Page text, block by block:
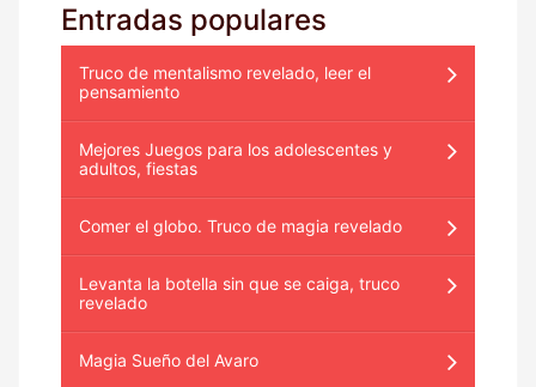
Entradas populares
Truco de mentalismo revelado, leer el
pensamiento
Mejores Juegos para los adolescentes y
adultos, fiestas
Comer el globo. Truco de magia revelado
Levanta la botella sin que se caiga, truco
revelado
Magia Sueño del Avaro